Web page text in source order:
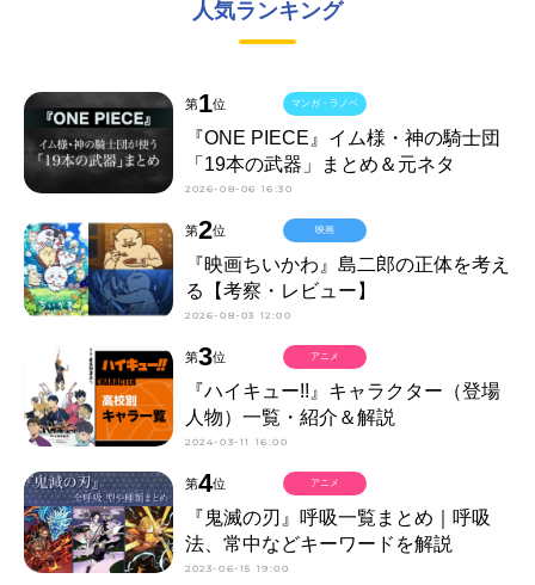
人気ランキング
第1位
『ONE PIECE』イム様・神の騎士団
「19本の武器」まとめ＆元ネタ
2026-08-06 16:30
マンガ・ラノベ
第2位
『映画ちいかわ』島二郎の正体を考え
る【考察・レビュー】
2026-08-03 12:00
映画
第3位
『ハイキュー!!』キャラクター（登場
人物）一覧・紹介＆解説
2024-03-11 16:00
アニメ
第4位
『鬼滅の刃』呼吸一覧まとめ｜呼吸
法、常中などキーワードを解説
2023-06-15 19:00
アニメ